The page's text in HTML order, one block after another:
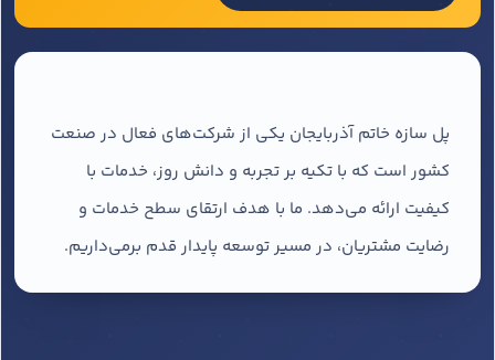
پل سازه خاتم آذربایجان یکی از شرکت‌های فعال در صنعت
کشور است که با تکیه بر تجربه و دانش روز، خدمات با
کیفیت ارائه می‌دهد. ما با هدف ارتقای سطح خدمات و
رضایت مشتریان، در مسیر توسعه پایدار قدم برمی‌داریم.